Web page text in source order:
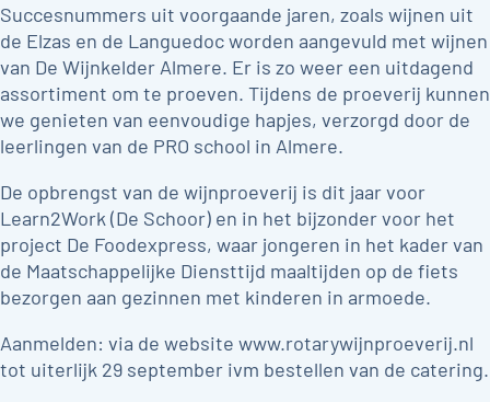
Succesnummers uit voorgaande jaren, zoals wijnen uit
de Elzas en de Languedoc worden aangevuld met wijnen
van De Wijnkelder Almere. Er is zo weer een uitdagend
assortiment om te proeven. Tijdens de proeverij kunnen
we genieten van eenvoudige hapjes, verzorgd door de
leerlingen van de PRO school in Almere.
De opbrengst van de wijnproeverij is dit jaar voor
Learn2Work (De Schoor) en in het bijzonder voor het
project De Foodexpress, waar jongeren in het kader van
de Maatschappelijke Diensttijd maaltijden op de fiets
bezorgen aan gezinnen met kinderen in armoede.
Aanmelden: via de website www.rotarywijnproeverij.nl
tot uiterlijk 29 september ivm bestellen van de catering.